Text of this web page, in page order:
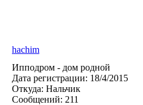
hachim
Ипподром - дом родной
Дата регистрации: 18/4/2015
Откуда: Нальчик
Сообщений: 211